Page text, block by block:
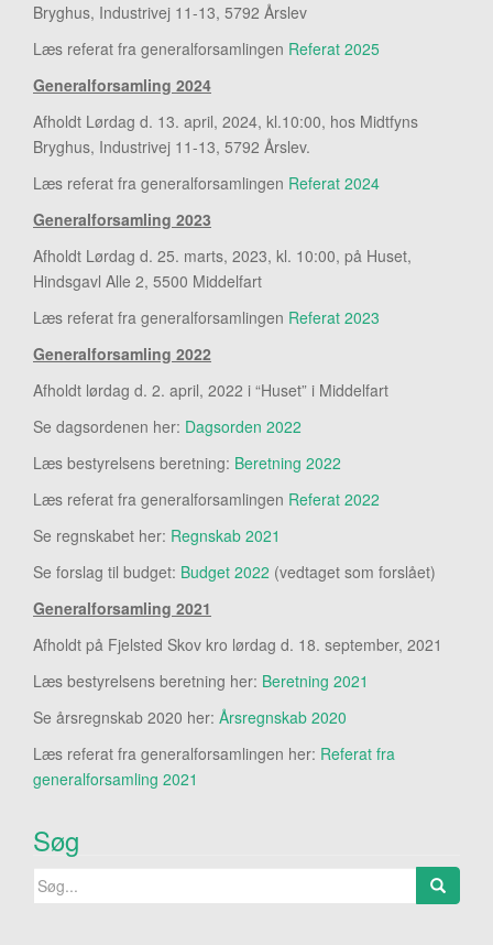
Bryghus, Industrivej 11-13, 5792 Årslev
Læs referat fra generalforsamlingen Referat 2025
Generalforsamling 2024
Afholdt Lørdag d. 13. april, 2024, kl.10:00, hos Midtfyns
Bryghus, Industrivej 11-13, 5792 Årslev.
Læs referat fra generalforsamlingen Referat 2024
Generalforsamling 2023
Afholdt Lørdag d. 25. marts, 2023, kl. 10:00, på Huset,
Hindsgavl Alle 2, 5500 Middelfart
Læs referat fra generalforsamlingen Referat 2023
Generalforsamling 2022
Afholdt lørdag d. 2. april, 2022 i “Huset” i Middelfart
Se dagsordenen her: Dagsorden 2022
Læs bestyrelsens beretning: Beretning 2022
Læs referat fra generalforsamlingen Referat 2022
Se regnskabet her: Regnskab 2021
Se forslag til budget: Budget 2022 (vedtaget som forslået)
Generalforsamling 2021
Afholdt på Fjelsted Skov kro lørdag d. 18. september, 2021
Læs bestyrelsens beretning her: Beretning 2021
Se årsregnskab 2020 her: Årsregnskab 2020
Læs referat fra generalforsamlingen her: Referat fra
generalforsamling 2021
Søg
Search